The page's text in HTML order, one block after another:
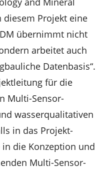
diesem Projekt eine
übernimmt nicht
arbeitet auch
Datenbasis“.
für die
Multi-Sensor-
wasserqualitativen
in das Projekt-
die Konzeption und
Multi-Sensor-